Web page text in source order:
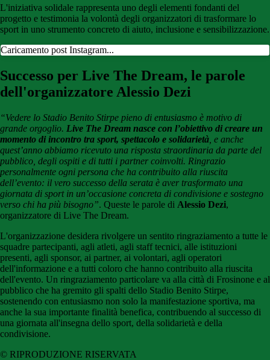
L'iniziativa solidale rappresenta uno degli elementi fondanti del
progetto e testimonia la volontà degli organizzatori di trasformare lo
sport in uno strumento concreto di aiuto, inclusione e sensibilizzazione.
Caricamento post Instagram...
Successo per Live The Dream, le parole
dell'organizzatore Alessio Dezi
“Vedere lo Stadio Benito Stirpe pieno di entusiasmo è motivo di
grande orgoglio. Live The Dream nasce con l’obiettivo di creare un
momento di incontro tra sport, spettacolo e solidarietà , e anche
quest’anno abbiamo ricevuto una risposta straordinaria da parte del
pubblico, degli ospiti e di tutti i partner coinvolti. Ringrazio
personalmente ogni persona che ha contribuito alla riuscita
dell’evento: il vero successo della serata è aver trasformato una
giornata di sport in un’occasione concreta di condivisione e sostegno
verso chi ha più bisogno”. Queste le parole di Alessio Dezi,
organizzatore di Live The Dream.
L'organizzazione desidera rivolgere un sentito ringraziamento a tutte le
squadre partecipanti, agli atleti, agli staff tecnici, alle istituzioni
presenti, agli sponsor, ai partner, ai volontari, agli operatori
dell'informazione e a tutti coloro che hanno contribuito alla riuscita
dell'evento. Un ringraziamento particolare va alla città di Frosinone e al
pubblico che ha gremito gli spalti dello Stadio Benito Stirpe,
sostenendo con entusiasmo non solo la manifestazione sportiva, ma
anche la sua importante finalità benefica, contribuendo al successo di
una giornata all'insegna dello sport, della solidarietà e della
condivisione.
© RIPRODUZIONE RISERVATA